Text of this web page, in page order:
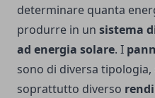
determinare quanta
produrre in un sistema
ad energia solare. I
sono di diversa
soprattutto diverso